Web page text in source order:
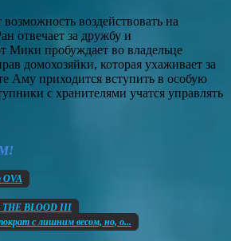
воздействовать на
отвечает за дружбу и
Мики пробуждает во владельце
домохозяйки, которая ухаживает за
Аму приходится вступить в особую
с хранителями учатся управлять
OVA
THE BLOOD III
с лишним весом, но, о...